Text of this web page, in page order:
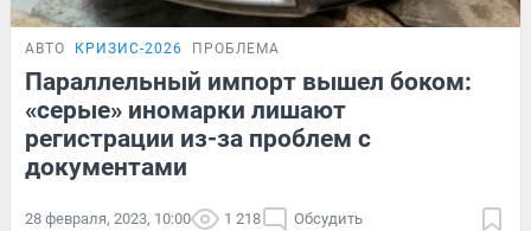
АВТО КРИЗИС-2026 ПРОБЛЕМА
Параллельный импорт вышел боком:
«серые» иномарки лишают
регистрации из-за проблем с
документами
28 февраля, 2023, 10:00 1 218 Обсудить